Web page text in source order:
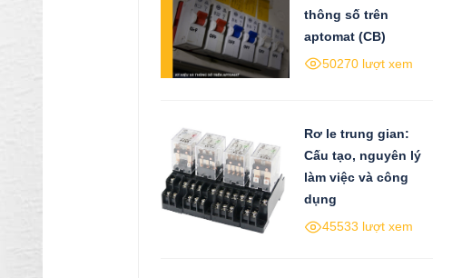
thông số trên
aptomat (CB)
50270 lượt xem
Rơ le trung gian:
Cấu tạo, nguyên lý
làm việc và công
dụng
45533 lượt xem